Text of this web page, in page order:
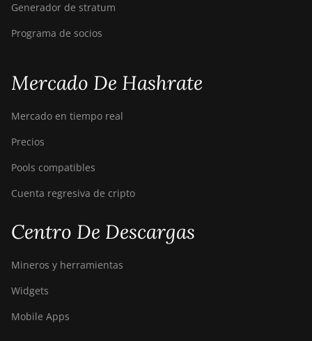
Generador de stratum
Programa de socios
Mercado De Hashrate
Mercado en tiempo real
Precios
Pools compatibles
Cuenta regresiva de cripto
Centro De Descargas
Mineros y herramientas
Widgets
Mobile Apps